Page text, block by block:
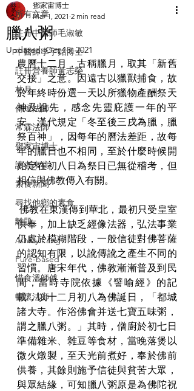
所有文章
註冊中醫師毛淑敏
中醫師李宇銘博士
註冊營養師黃志榮
林月
傳燈法師
常霖法師
鄧家宙博士
讀者來稿
素食新聞
尋找他鄉的素食
離題
Ashley Pang
Pure-based
惜食溫師傅
暢懷法師
臘八粥
鄧家宙博士
Mar 1, 2021 2 min read
Updated:Oct 13, 2021
農曆十二月，古稱臘月，取其「新舊
交接」之意。因遠古以獵獸捕食，故
於年終時份選一天以所獵物產酬祭天
神及祖先，感念先靈庇護一年的平
安。漢代規定「冬至後三戌為臘，臘
祭百神」，因每年的曆法差距，故每
年的臘日也不相同，至於什麼時候開
始定在初八日為祭日已無從稽考，但
相信與佛教傳入有關。
佛教在東漢傳到華北，最初只受皇室
供奉，加上缺乏經像法器，弘法事業
仍處於模糊階段，一般信徒對佛菩薩
的認知有限，以訛傳訛之產生不同的
習慣。唐宋年代，佛教漸漸普及到民
間，當時寺院依據《譬喻經》的記
載，以十二月初八為佛誕日，「都城
諸大寺。作浴佛會并送七寶五味粥，
謂之臘八粥。」其時，僧廚於初七日
準備雜米、雜豆等食材，當晚落煲以
微火燉製，至天光前煮好，奉於佛前
供養，其餘則施予信徒與貧苦大眾，
與眾結緣，可知臘八粥原是為佛陀祝